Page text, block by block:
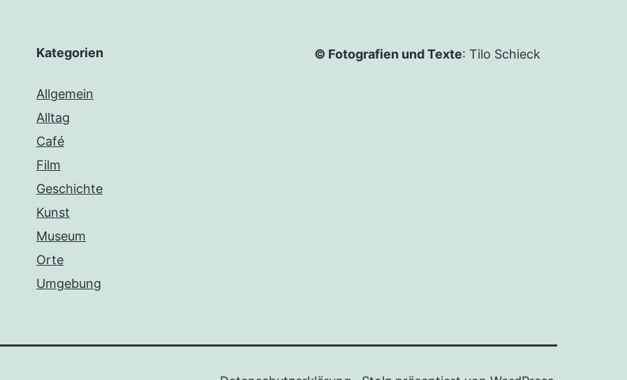
Kategorien
Allgemein
Alltag
Café
Film
Geschichte
Kunst
Museum
Orte
Umgebung
© Fotografien und Texte: Tilo Schieck